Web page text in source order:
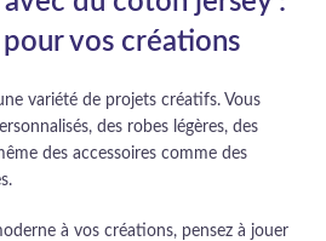
vos créations
variété de projets créatifs. Vous
des robes légères, des
des accessoires comme des
à vos créations, pensez à jouer